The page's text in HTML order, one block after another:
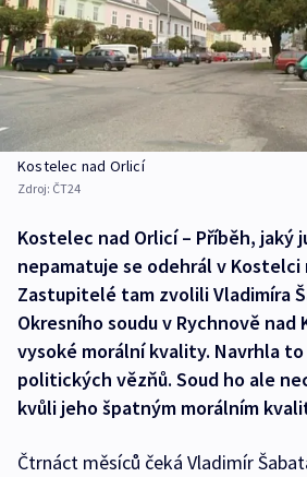
Kostelec nad Orlicí
Zdroj: ČT24
Kostelec nad Orlicí – Příběh, jaký
nepamatuje se odehrál v Kostelci
Zastupitelé tam zvolili Vladimíra
Okresního soudu v Rychnově nad
vysoké morální kvality. Navrhla
politických vězňů. Soud ho ale
kvůli jeho špatným morálním
Čtrnáct měsíců čeká Vladimír